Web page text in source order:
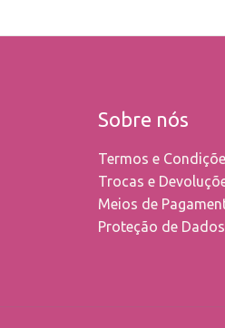
Sobre nós
Termos e
Trocas e
Meios de
Proteção de Dados